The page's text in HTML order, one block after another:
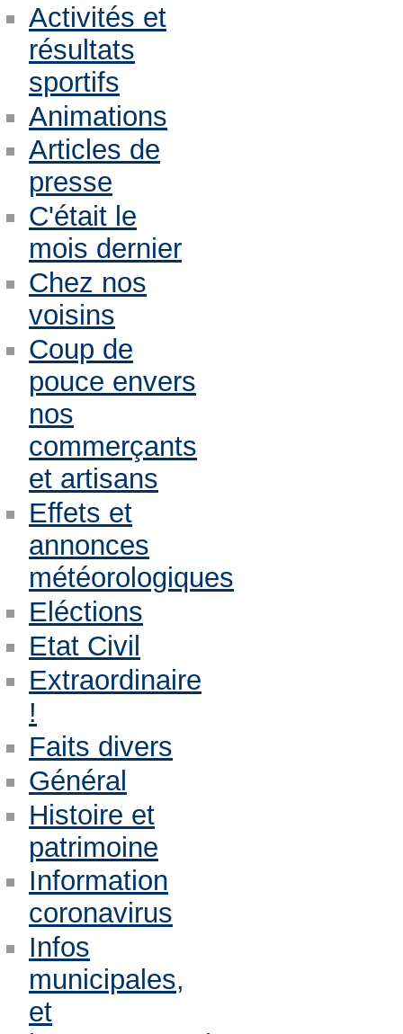
Activités et
résultats
sportifs
Animations
Articles de
presse
C'était le
mois dernier
Chez nos
voisins
Coup de
pouce envers
nos
commerçants
et artisans
Effets et
annonces
météorologiques
Eléctions
Etat Civil
Extraordinaire
!
Faits divers
Général
Histoire et
patrimoine
Information
coronavirus
Infos
municipales,
et